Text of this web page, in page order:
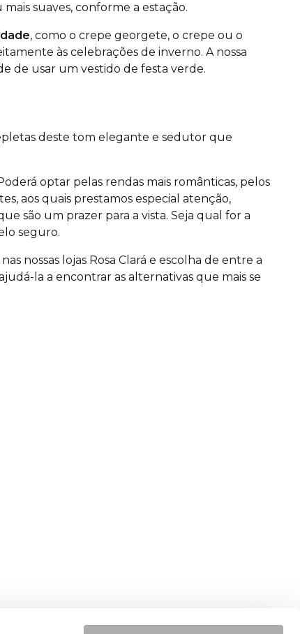
suaves, conforme a estação.
, como o crepe georgete, o crepe ou o
às celebrações de inverno. A nossa
de usar um vestido de festa verde.
deste tom elegante e sedutor que
optar pelas rendas mais românticas, pelos
aos quais prestamos especial atenção,
são um prazer para a vista. Seja qual for a
seguro.
nas nossas lojas Rosa Clará e escolha de entre a
la a encontrar as alternativas que mais se